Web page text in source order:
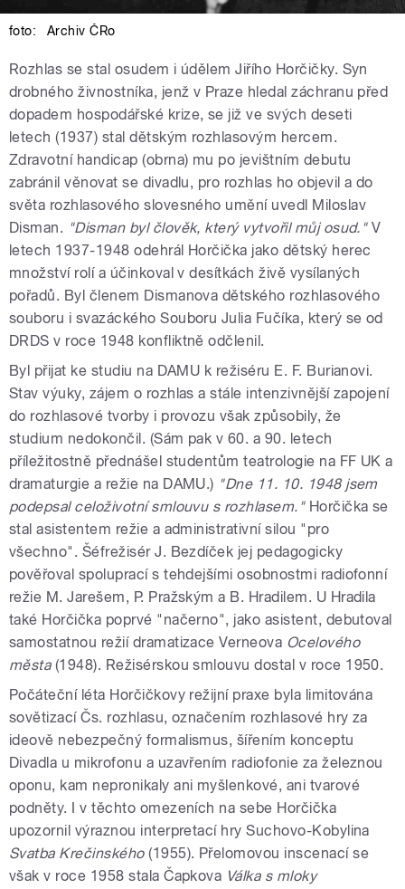
foto: Archiv ČRo
Rozhlas se stal osudem i údělem Jiřího Horčičky. Syn
drobného živnostníka, jenž v Praze hledal záchranu před
dopadem hospodářské krize, se již ve svých deseti
letech (1937) stal dětským rozhlasovým hercem.
Zdravotní handicap (obrna) mu po jevištním debutu
zabránil věnovat se divadlu, pro rozhlas ho objevil a do
světa rozhlasového slovesného umění uvedl Miloslav
Disman. "Disman byl člověk, který vytvořil můj osud."V
letech 1937-1948 odehrál Horčička jako dětský herec
množství rolí a účinkoval v desítkách živě vysílaných
pořadů. Byl členem Dismanova dětského rozhlasového
souboru i svazáckého Souboru Julia Fučíka, který se od
DRDS v roce 1948 konfliktně odčlenil.
Byl přijat ke studiu na DAMU k režiséru E. F. Burianovi.
Stav výuky, zájem o rozhlas a stále intenzivnější zapojení
do rozhlasové tvorby i provozu však způsobily, že
studium nedokončil. (Sám pak v 60. a 90. letech
příležitostně přednášel studentům teatrologie na FF UK a
dramaturgie a režie na DAMU.) "Dne 11. 10. 1948 jsem
podepsal celoživotní smlouvu s rozhlasem."Horčička se
stal asistentem režie a administrativní silou "pro
všechno". Šéfrežisér J. Bezdíček jej pedagogicky
pověřoval spoluprací s tehdejšími osobnostmi radiofonní
režie M. Jarešem, P. Pražským a B. Hradilem. U Hradila
také Horčička poprvé "načerno", jako asistent, debutoval
samostatnou režií dramatizace Verneova Ocelového
města(1948). Režisérskou smlouvu dostal v roce 1950.
Počáteční léta Horčičkovy režijní praxe byla limitována
sovětizací Čs. rozhlasu, označením rozhlasové hry za
ideově nebezpečný formalismus, šířením konceptu
Divadla u mikrofonu a uzavřením radiofonie za železnou
oponu, kam nepronikaly ani myšlenkové, ani tvarové
podněty. I v těchto omezeních na sebe Horčička
upozornil výraznou interpretací hry Suchovo-Kobylina
Svatba Krečinského(1955). Přelomovou inscenací se
však v roce 1958 stala Čapkova Válka s mloky